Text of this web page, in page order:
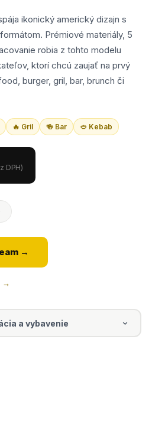
ikonický americký dizajn s
Prémiové materiály, 5
robia z tohto modelu
ktorí chcú zaujať na prvý
burger, gril, bar, brunch či
🔥 Gril 🍻 Bar 🥙 Kebab
DPH)
→
→
a vybavenie